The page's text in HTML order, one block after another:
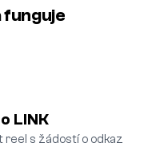
funguje
LINK
reel s žádostí o odkaz